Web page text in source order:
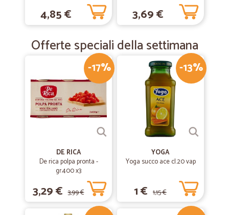
01/04/2019
Paolo nazzareno D.
Ottima esperienza
Ottima esperienza, prodotti imballati con cura e spedizione ben
gestita.
4,85 € 3,69 €
Offerte speciali della settimana
-17%
DE RICA
De rica polpa pronta -
gr.400 x3
3,29 € 3,99 €
-13%
YOGA
Yoga succo ace cl.20 vap
1 € 1,15 €